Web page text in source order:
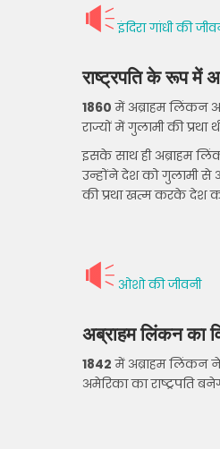
इंदिरा गांधी की
राष्ट्रपति के रूप में
1860 में अब्राहम लिंकन
राज्यों में गुलामी की प्रथा
इसके साथ ही अब्राहम
उन्होंने देश को गुलामी से
की प्रथा खत्म करके देश
ओशो की जीवनी
अब्राहम लिंकन का
1842 में अब्राहम लिंकन
अमेरिका का राष्ट्रपति